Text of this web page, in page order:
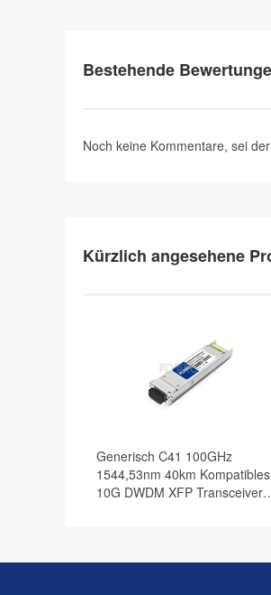
Bestehende
Noch keine Kommentare, sei
Kürzlich angesehene
Generisch C41 100GHz
1544,53nm 40km Kompatibles
10G DWDM XFP Transceiver